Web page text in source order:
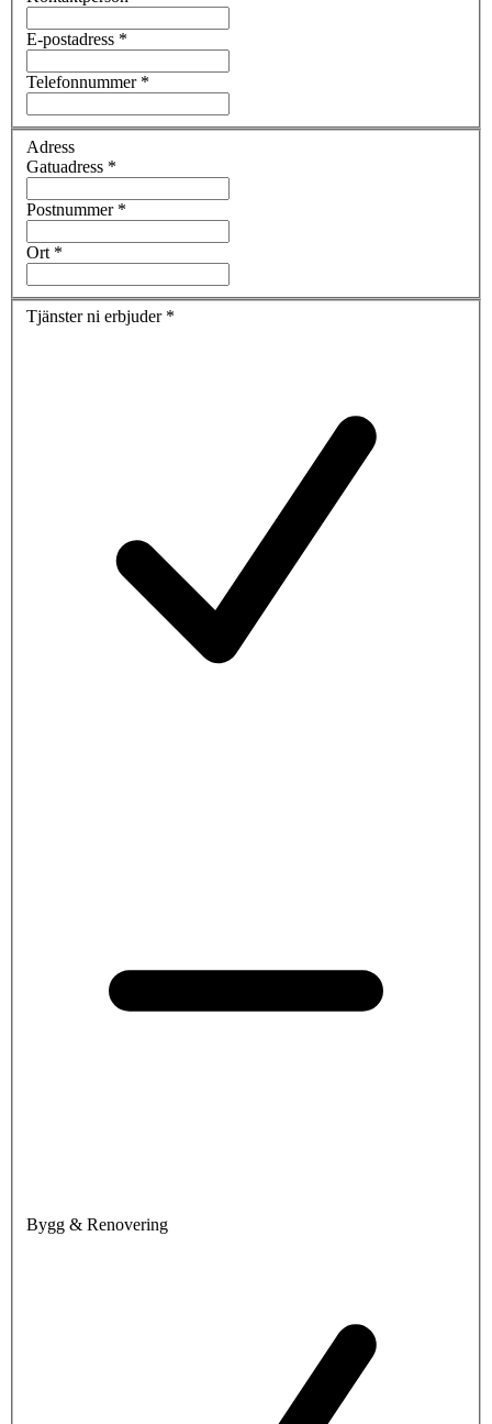
E-postadress *
Telefonnummer *
Adress
Gatuadress *
Postnummer *
Ort *
Tjänster ni erbjuder *
Bygg & Renovering